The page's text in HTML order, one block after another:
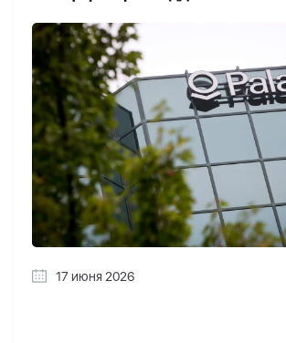
17 июня 2026